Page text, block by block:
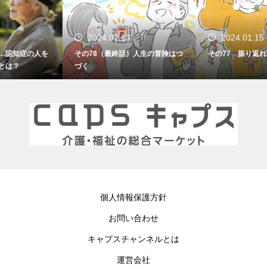
2024.02.13
その78（最終話）人生の冒険はつ
づく
2024.01.15
その77 振り返れば笑門来福
個人情報保護方針
お問い合わせ
キャプスチャンネルとは
運営会社